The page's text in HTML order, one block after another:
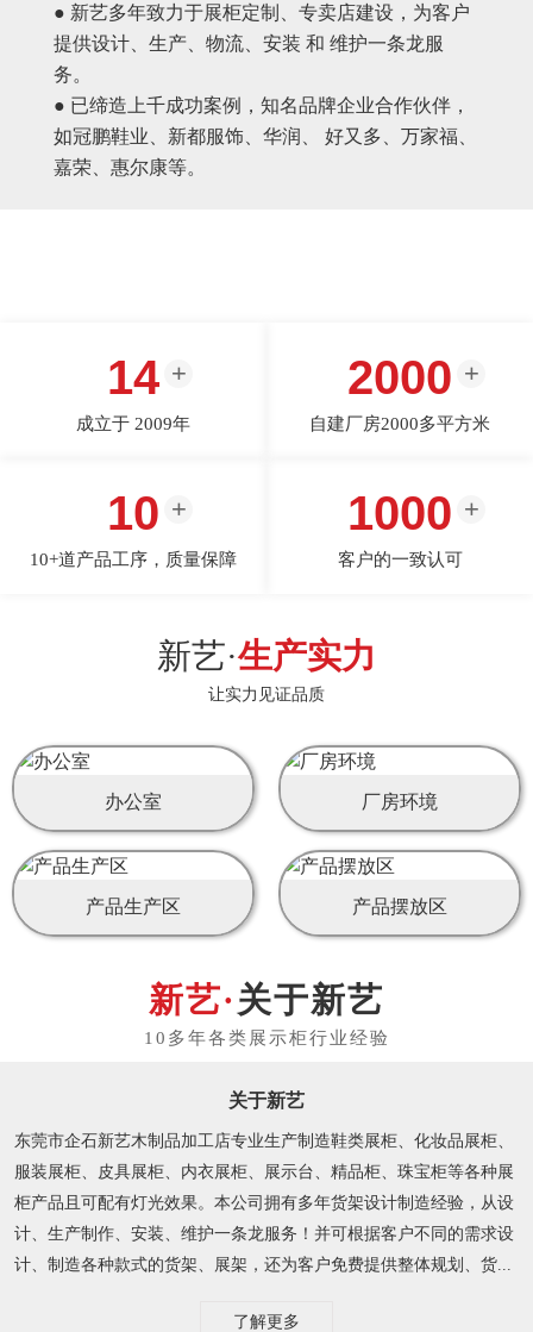
● 新艺多年致力于展柜定制、专卖店建设，为客户
提供设计、生产、物流、安装 和 维护一条龙服
务。
● 已缔造上千成功案例，知名品牌企业合作伙伴，
如冠鹏鞋业、新都服饰、华润、 好又多、万家福、
嘉荣、惠尔康等。
14
成立于 2009年
2000
自建厂房2000多平方米
10
10+道产品工序，质量保障
1000
客户的一致认可
新艺·生产实力
让实力见证品质
办公室 厂房环境
产品生产区 产品摆放区
关于新艺
关于新艺
东莞市企石新艺木制品加工店专业生产制造鞋类展柜、化妆品展柜、
服装展柜、皮具展柜、内衣展柜、展示台、精品柜、珠宝柜等各种展
柜产品且可配有灯光效果。本公司拥有多年货架设计制造经验，从设
计、生产制作、安装、维护一条龙服务！并可根据客户不同的需求设
计、制造各种款式的货架、展架，还为客户免费提供整体规划、货...
了解更多